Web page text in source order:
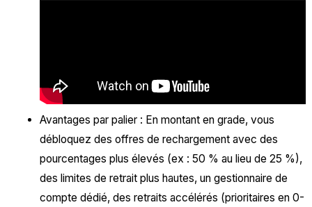
Avantages par palier : En montant en grade, vous
débloquez des offres de rechargement avec des
pourcentages plus élevés (ex : 50 % au lieu de 25 %),
des limites de retrait plus hautes, un gestionnaire de
compte dédié, des retraits accélérés (prioritaires en 0-